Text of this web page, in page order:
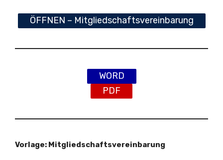
ÖFFNEN – Mitgliedschaftsvereinbarung
WORD
PDF
Vorlage: Mitgliedschaftsvereinbarung